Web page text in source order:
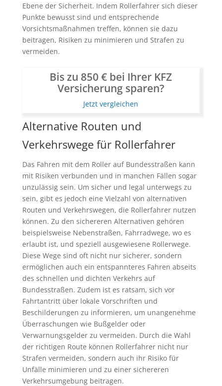
Ebene der Sicherheit. Indem Rollerfahrer sich dieser
Punkte bewusst sind und entsprechende
Vorsichtsmaßnahmen treffen, können sie dazu
beitragen, Risiken zu minimieren und Strafen zu
vermeiden.
Bis zu 850 € bei Ihrer KFZ
Versicherung sparen?
Jetzt vergleichen
Alternative Routen und
Verkehrswege für Rollerfahrer
Das Fahren mit dem Roller auf Bundesstraßen kann
mit Risiken verbunden und in manchen Fällen sogar
unzulässig sein. Um sicher und legal unterwegs zu
sein, gibt es jedoch eine Vielzahl von alternativen
Routen und Verkehrswegen, die Rollerfahrer nutzen
können. Zu den sichereren Alternativen gehören
beispielsweise Nebenstraßen, Fahrradwege, wo es
erlaubt ist, und speziell ausgewiesene Rollerwege.
Diese Wege sind oft nicht nur sicherer, sondern
ermöglichen auch ein entspannteres Fahren abseits
des schnellen und dichten Verkehrs auf
Bundesstraßen. Zudem ist es ratsam, sich vor
Fahrtantritt über lokale Vorschriften und
Beschilderungen zu informieren, um unangenehme
Überraschungen wie Bußgelder oder
Verwarnungsgelder zu vermeiden. Durch die Wahl
der richtigen Route können Rollerfahrer nicht nur
Strafen vermeiden, sondern auch ihr Risiko für
Unfälle minimieren und zu einer sichereren
Verkehrsumgebung beitragen.